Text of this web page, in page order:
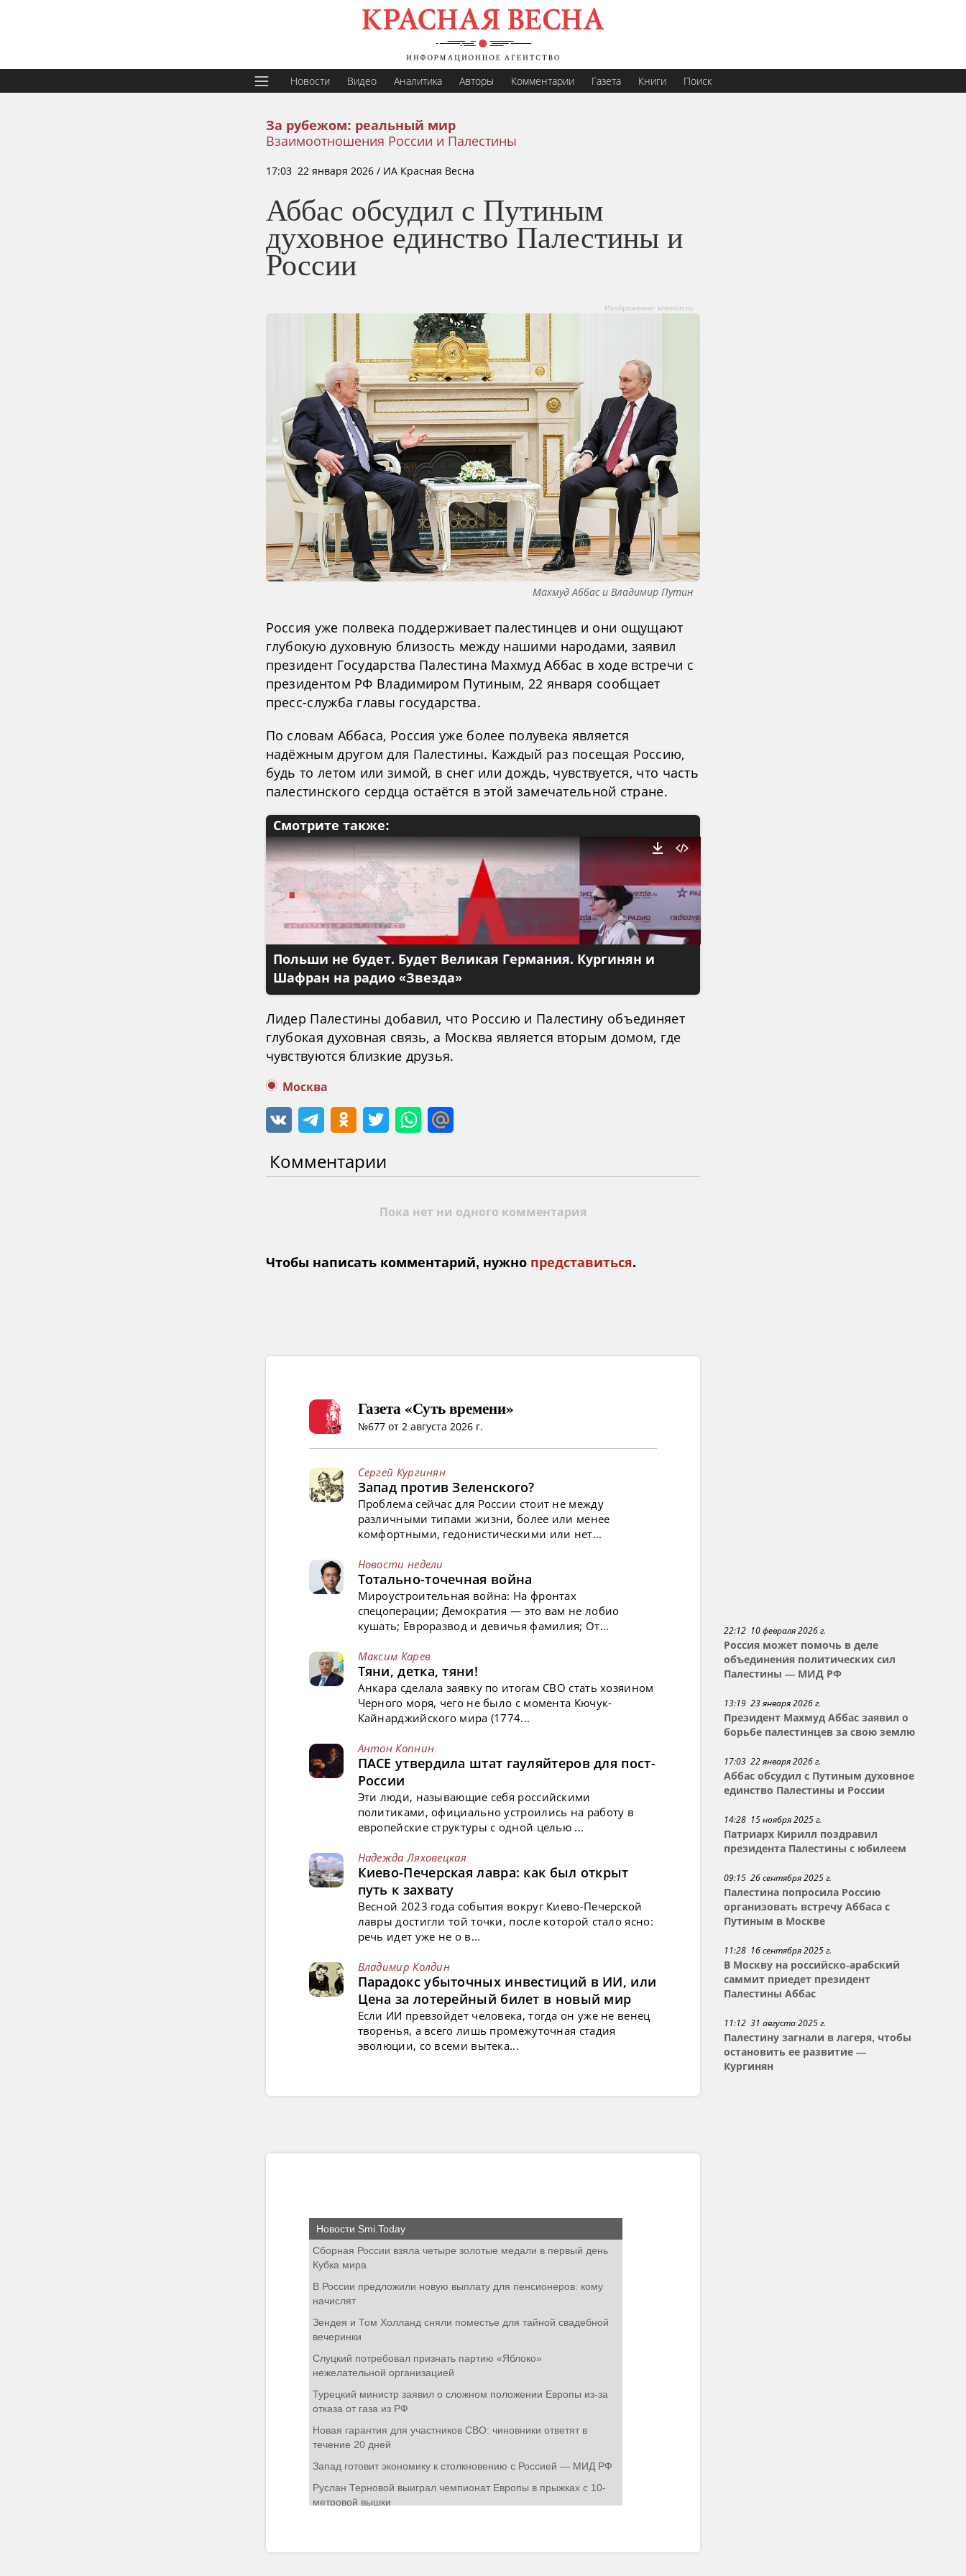
Новости Видео Аналитика Авторы Комментарии Газета Книги Поиск
За рубежом: реальный мир
Взаимоотношения России и Палестины
17:03 22 января 2026 / ИА Красная Весна
Аббас обсудил с Путиным
духовное единство Палестины и
России
Изображение: kremlin.ru
Махмуд Аббас и Владимир Путин
Россия уже полвека поддерживает палестинцев и они ощущают
глубокую духовную близость между нашими народами, заявил
президент Государства Палестина Махмуд Аббас в ходе встречи с
президентом РФ Владимиром Путиным, 22 января сообщает
пресс-служба главы государства.
По словам Аббаса, Россия уже более полувека является
надёжным другом для Палестины. Каждый раз посещая Россию,
будь то летом или зимой, в снег или дождь, чувствуется, что часть
палестинского сердца остаётся в этой замечательной стране.
Смотрите также:
Польши не будет. Будет Великая Германия. Кургинян и
Шафран на радио «Звезда»
Лидер Палестины добавил, что Россию и Палестину объединяет
глубокая духовная связь, а Москва является вторым домом, где
чувствуются близкие друзья.
Москва
Комментарии
Пока нет ни одного комментария
Чтобы написать комментарий, нужно представиться.
22:12 10 февраля 2026 г.
Россия может помочь в деле
объединения политических сил
Палестины — МИД РФ
13:19 23 января 2026 г.
Президент Махмуд Аббас заявил о
борьбе палестинцев за свою землю
17:03 22 января 2026 г.
Аббас обсудил с Путиным духовное
единство Палестины и России
14:28 15 ноября 2025 г.
Патриарх Кирилл поздравил
президента Палестины с юбилеем
09:15 26 сентября 2025 г.
Палестина попросила Россию
организовать встречу Аббаса с
Путиным в Москве
11:28 16 сентября 2025 г.
В Москву на российско-арабский
саммит приедет президент
Палестины Аббас
11:12 31 августа 2025 г.
Палестину загнали в лагеря, чтобы
остановить ее развитие —
Кургинян
Газета «Суть времени»
№677 от 2 августа 2026 г.
Сергей Кургинян
Запад против Зеленского?
Проблема сейчас для России стоит не между
различными типами жизни, более или менее
комфортными, гедонистическими или нет...
Новости недели
Тотально-точечная война
Мироустроительная война: На фронтах
спецоперации; Демократия — это вам не лобио
кушать; Евроразвод и девичья фамилия; От...
Максим Карев
Тяни, детка, тяни!
Анкара сделала заявку по итогам СВО стать хозяином
Черного моря, чего не было с момента Кючук-
Кайнарджийского мира (1774...
Антон Копнин
ПАСЕ утвердила штат гауляйтеров для пост-
России
Эти люди, называющие себя российскими
политиками, официально устроились на работу в
европейские структуры с одной целью ...
Надежда Ляховецкая
Киево-Печерская лавра: как был открыт
путь к захвату
Весной 2023 года события вокруг Киево-Печерской
лавры достигли той точки, после которой стало ясно:
речь идет уже не о в...
Владимир Колдин
Парадокс убыточных инвестиций в ИИ, или
Цена за лотерейный билет в новый мир
Если ИИ превзойдет человека, тогда он уже не венец
творенья, а всего лишь промежуточная стадия
эволюции, со всеми вытека...